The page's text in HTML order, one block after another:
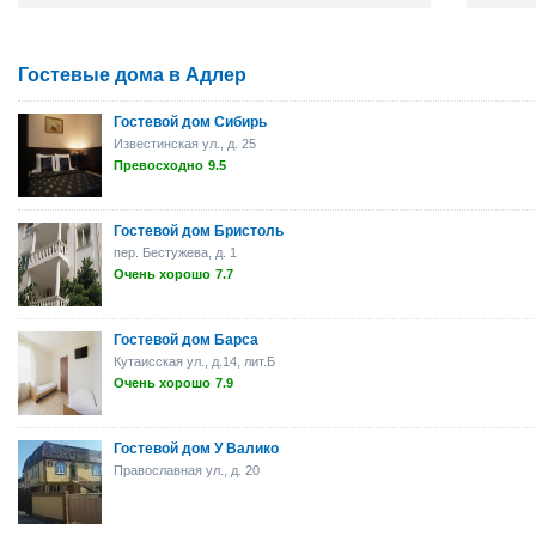
Гостевые дома в Адлер
Гостевой дом Сибирь
Известинская ул., д. 25
Превосходно 9.5
Гостевой дом Бристоль
пер. Бестужева, д. 1
Очень хорошо 7.7
Гостевой дом Барса
Кутаисская ул., д.14, лит.Б
Очень хорошо 7.9
Гостевой дом У Валико
Православная ул., д. 20